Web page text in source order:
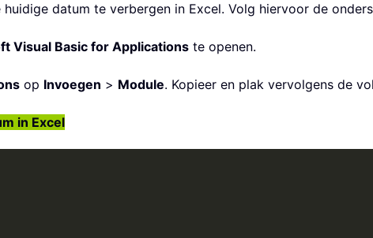
datum te verbergen in Excel. Volg hiervoor de
Visual Basic for Applications te openen.
op Invoegen > Module. Kopieer en plak vervolgens de
in Excel